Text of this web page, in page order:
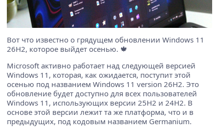
Вот что известно о грядущем обновлении Windows 11
26H2, которое выйдет осенью. 🍁
Microsoft активно работает над следующей версией
Windows 11, которая, как ожидается, поступит этой
осенью под названием Windows 11 version 26H2. Это
обновление будет доступно для всех пользователей
Windows 11, использующих версии 25H2 и 24H2. В
основе этой версии лежит та же платформа, что и в
предыдущих, под кодовым названием Germanium.